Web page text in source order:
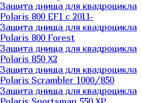
Защита днища для квадроцикла
Polaris 800 EFI с 2011-
Защита днища для квадроцикла
Polaris 800 Forest
Защита днища для квадроцикла
Polaris 850 X2
Защита днища для квадроцикла
Polaris Scrambler 1000/850
Защита днища для квадроцикла